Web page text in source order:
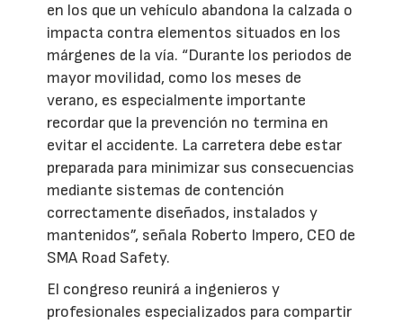
en los que un vehículo abandona la calzada o
impacta contra elementos situados en los
márgenes de la vía. “Durante los periodos de
mayor movilidad, como los meses de
verano, es especialmente importante
recordar que la prevención no termina en
evitar el accidente. La carretera debe estar
preparada para minimizar sus consecuencias
mediante sistemas de contención
correctamente diseñados, instalados y
mantenidos”, señala Roberto Impero, CEO de
SMA Road Safety.
El congreso reunirá a ingenieros y
profesionales especializados para compartir